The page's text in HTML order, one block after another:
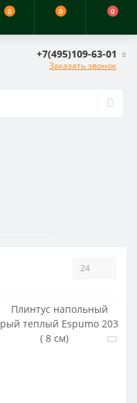
0 0 0
+7(495)109-63-01
Заказать звонок